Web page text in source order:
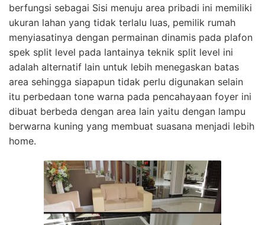
berfungsi sebagai Sisi menuju area pribadi ini memiliki
ukuran lahan yang tidak terlalu luas, pemilik rumah
menyiasatinya dengan permainan dinamis pada plafon
spek split level pada lantainya teknik split level ini
adalah alternatif lain untuk lebih menegaskan batas
area sehingga siapapun tidak perlu digunakan selain
itu perbedaan tone warna pada pencahayaan foyer ini
dibuat berbeda dengan area lain yaitu dengan lampu
berwarna kuning yang membuat suasana menjadi lebih
home.